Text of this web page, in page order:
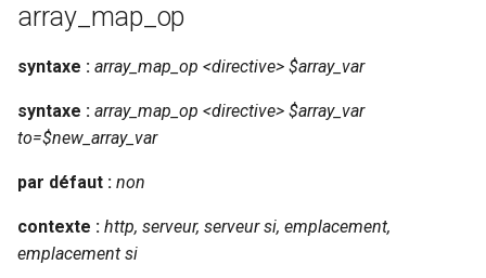
smtp
sniproxy
array_map_op
syntaxe : array_map_op <directive> $array_var
syntaxe : array_map_op <directive> $array_var
to=$new_array_var
par défaut : non
contexte : http, serveur, serveur si, emplacement,
emplacement si